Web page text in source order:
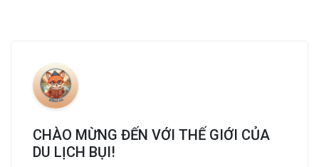
CHÀO MỪNG ĐẾN VỚI THẾ GIỚI CỦA
DU LỊCH BỤI!